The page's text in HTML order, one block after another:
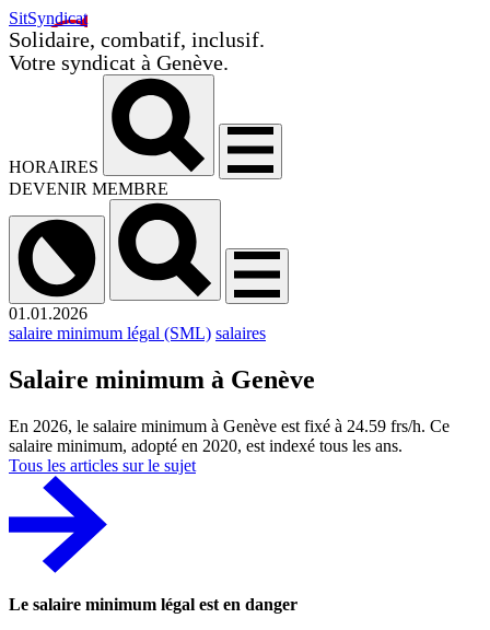
SitSyndicat
Solidaire, combatif, inclusif.
Votre syndicat à Genève.
HORAIRES
DEVENIR MEMBRE
01.01.2026
salaire minimum légal (SML) salaires
Salaire minimum à Genève
En 2026, le salaire minimum à Genève est fixé à 24.59 frs/h. Ce
salaire minimum, adopté en 2020, est indexé tous les ans.
Tous les articles sur le sujet
Le salaire minimum légal est en danger